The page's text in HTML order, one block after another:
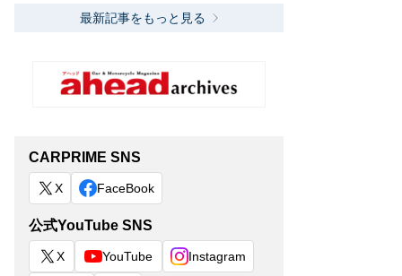
最新記事をもっと見る
CARPRIME SNS
X FaceBook
公式YouTube SNS
X YouTube Instagram